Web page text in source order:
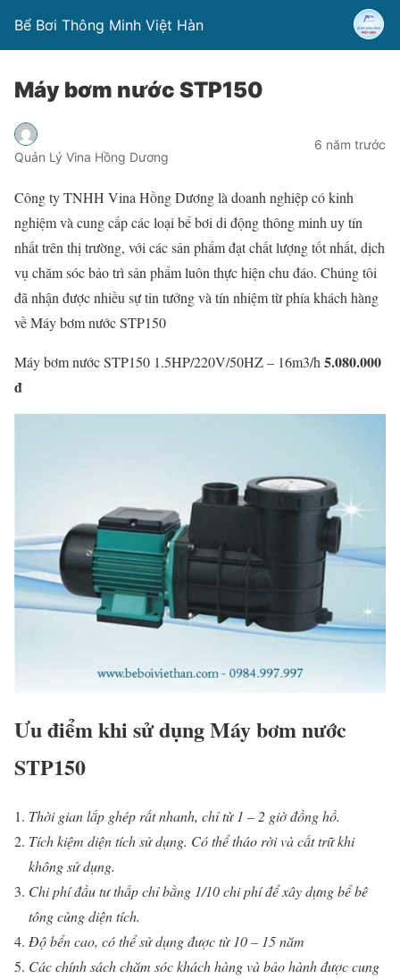
Bể Bơi Thông Minh Việt Hàn
Máy bơm nước STP150
Quản Lý Vina Hồng Dương
6 năm trước
Công ty TNHH Vina Hồng Dương là doanh nghiệp có kinh
nghiệm và cung cấp các loại bể bơi di động thông minh uy tín
nhất trên thị trường, với các sản phẩm đạt chất lượng tốt nhất, dịch
vụ chăm sóc bảo trì sản phẩm luôn thực hiện chu đáo. Chúng tôi
đã nhận được nhiều sự tin tưởng và tín nhiệm từ phía khách hàng
về Máy bơm nước STP150
Máy bơm nước STP150 1.5HP/220V/50HZ – 16m3/h 5.080.000
đ
Ưu điểm khi sử dụng Máy bơm nước
STP150
Thời gian lắp ghép rất nhanh, chỉ từ 1 – 2 giờ đồng hồ.
Tích kiệm diện tích sử dụng. Có thể tháo rời và cất trữ khi
không sử dụng.
Chi phí đầu tư thấp chỉ bằng 1/10 chi phí để xây dựng bể bê
tông cùng diện tích.
Độ bển cao, có thể sử dụng được từ 10 – 15 năm
Các chính sách chăm sóc khách hàng và bảo hành được cung